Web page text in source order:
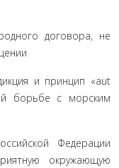
договора, не
и принцип «aut
борьбе с морским
Федерации
окружающую